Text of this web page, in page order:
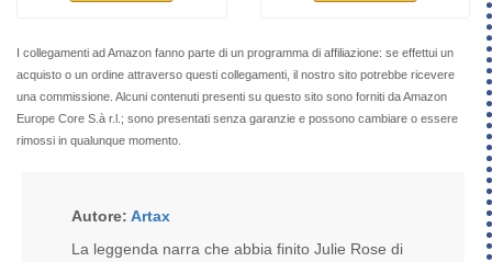
I collegamenti ad Amazon fanno parte di un programma di affiliazione: se effettui un
acquisto o un ordine attraverso questi collegamenti, il nostro sito potrebbe ricevere
una commissione. Alcuni contenuti presenti su questo sito sono forniti da Amazon
Europe Core S.à r.l.; sono presentati senza garanzie e possono cambiare o essere
rimossi in qualunque momento.
Autore: Artax
La leggenda narra che abbia finito Julie Rose di